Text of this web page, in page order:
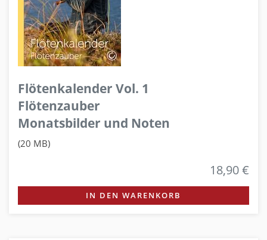
Flötenkalender Vol. 1
Flötenzauber
Monatsbilder und Noten
(20 MB)
18,90 €
IN DEN WARENKORB